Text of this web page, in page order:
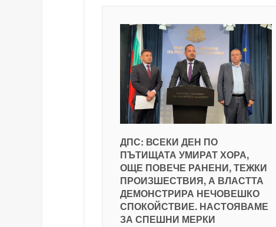
ДПС: ВСЕКИ ДЕН ПО
ПЪТИЩАТА УМИРАТ ХОРА,
ОЩЕ ПОВЕЧЕ РАНЕНИ, ТЕЖКИ
ПРОИЗШЕСТВИЯ, А ВЛАСТТА
ДЕМОНСТРИРА НЕЧОВЕШКО
СПОКОЙСТВИЕ. НАСТОЯВАМЕ
ЗА СПЕШНИ МЕРКИ